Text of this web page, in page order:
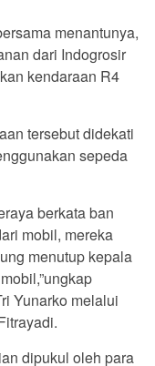
menantunya,
dari Indogrosir
kendaraan R4
tersebut didekati
sepeda
berkata ban
mobil, mereka
menutup kepala
Yunarko melalui
dipukul oleh para